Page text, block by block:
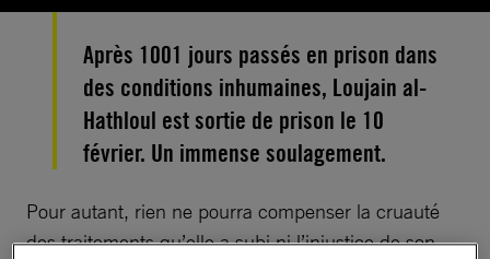
Après 1001 jours passés en prison dans
des conditions inhumaines, Loujain al-
Hathloul est sortie de prison le 10
février. Un immense soulagement.
Pour autant, rien ne pourra compenser la cruauté
des traitements qu’elle a subi ni l’injustice de son